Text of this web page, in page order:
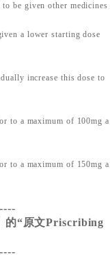
be given other medicines
a lower starting dose
increase this dose to
to a maximum of 100mg a
to a maximum of 150mg a
的“原文Priscribing